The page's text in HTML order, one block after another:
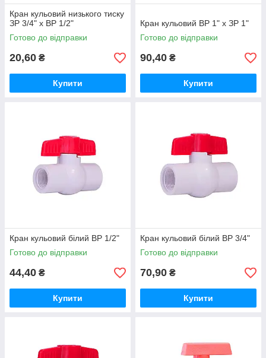
Кран кульовий низького тиску
ЗР 3/4" х ВР 1/2"
Готово до відправки
20,60 ₴
Купити
Кран кульовий ВР 1" х ЗР 1"
Готово до відправки
90,40 ₴
Купити
Кран кульовий білий ВР 1/2"
Готово до відправки
44,40 ₴
Купити
Кран кульовий білий ВР 3/4"
Готово до відправки
70,90 ₴
Купити